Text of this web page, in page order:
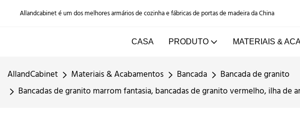
Allandcabinet é um dos melhores armários de cozinha e fábricas de portas de madeira da China
CASA PRODUTO MATERIAIS &
AllandCabinet Materiais & Acabamentos Bancada
Bancada de granito
Bancadas de granito marrom fantasia, bancadas de granito vermelho, ilha de